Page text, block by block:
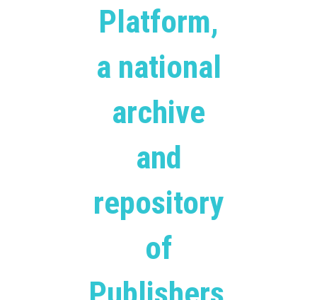
Platform,
a national
archive
and
repository
of